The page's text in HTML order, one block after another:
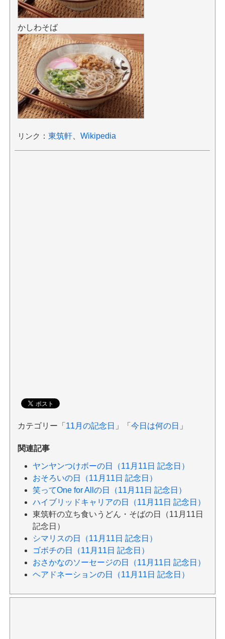
かしわそば
リンク ： 東筑軒、 Wikipedia
カテゴリー「 11月の記念日 」「 今日は何の日 」
関連記事
ヤンヤンつけボーの日（11月11日 記念日）
おそろいの日（11月11日 記念日）
笑ってOne for Allの日（11月11日 記念日）
ハイブリッドキャリアの日（11月11日 記念日）
東筑軒の立ち食いうどん・そばの日（11月11日
記念日）
シマリスの日（11月11日 記念日）
ゴボチの日（11月11日 記念日）
おさかなのソーセージの日（11月11日 記念日）
ヘアドネーションの日（11月11日 記念日）